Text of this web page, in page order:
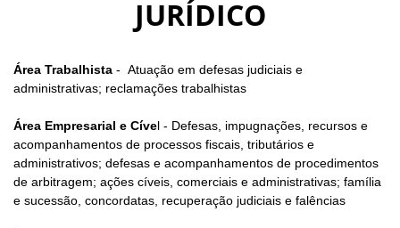
JURÍDICO
Área Trabalhista - Atuação em defesas judiciais e
administrativas; reclamações trabalhistas
Área Empresarial e Cível - Defesas, impugnações, recursos e
acompanhamentos de processos fiscais, tributários e
administrativos; defesas e acompanhamentos de procedimentos
de arbitragem; ações cíveis, comerciais e administrativas; família
e sucessão, concordatas, recuperação judiciais e falências